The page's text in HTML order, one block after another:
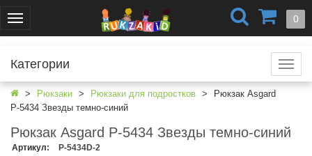
Меню 0
+7 (499) 404-0550
г. Москва
+7 (812) 424-4251
Категории
Рюкзаки Рюкзаки для подростков
Рюкзак Asgard
Р-5434 Звезды темно-синий
Рюкзак Asgard Р-5434 Звезды темно-синий
Артикул: Р-5434D-2